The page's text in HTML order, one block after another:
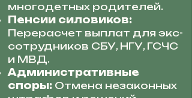
многодетных родителей.
Пенсии силовиков:
Перерасчет выплат для экс-
сотрудников СБУ, НГУ, ГСЧС
и МВД.
Административные
споры: Отмена незаконных